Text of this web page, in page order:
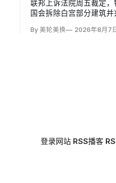
联邦上诉法院周五裁定
国会拆除白宫部分建筑
奥巴马任命的帕特里夏·米
By 美轮美换 2026年8月7
登录网站 RSS播客